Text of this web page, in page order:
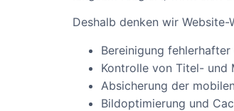
Deshalb denken wir
Bereinigung
Kontrolle von Titel- und
Absicherung der
Bildoptimierung und